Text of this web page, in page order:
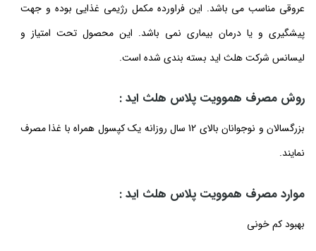
عروقی مناسب می باشد. این فراورده مکمل رژیمی غذایی بوده و جهت
پیشگیری و یا درمان بیماری نمی باشد. این محصول تحت امتیاز و
لیسانس شرکت هلث اید بسته بندی شده است.
روش مصرف هموویت پلاس هلث اید :
بزرگسالان و نوجوانان بالای 12 سال روزانه یک کپسول همراه با غذا مصرف
نمایند.
موارد مصرف هموویت پلاس هلث اید :
بهبود کم خونی